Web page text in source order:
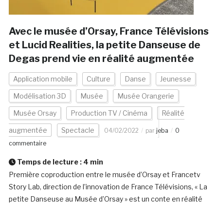
Avec le musée d’Orsay, France Télévisions
et Lucid Realities, la petite Danseuse de
Degas prend vie en réalité augmentée
Application mobile Culture Danse Jeunesse
Modélisation 3D Musée Musée Orangerie
Musée Orsay Production TV / Cinéma Réalité
augmentée Spectacle 04/02/2022 par jeba
0
commentaire
Temps de lecture : 4 min
Première coproduction entre le musée d’Orsay et Francetv
Story Lab, direction de l’innovation de France Télévisions, « La
petite Danseuse au Musée d’Orsay » est un conte en réalité